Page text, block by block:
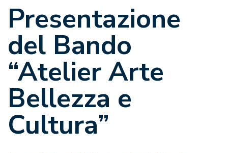
Presentazione
del Bando
“Atelier Arte
Bellezza e
Cultura”